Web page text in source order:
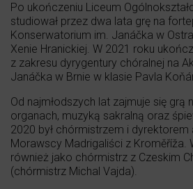
Po ukończeniu Liceum
studiował przez dwa lata grę na
Konserwatorium im. Janáčka w
Xenie Hranickiej. W 2021 roku
z zakresu dyrygentury chóralnej na
Janáčka w Brnie w klasie Pavla
Od najmłodszych lat zajmuje się grą
organach, muzyką sakralną oraz
2020 był chórmistrzem i dyrektorem
Morawscy Madrigaliści z Kroměříža.
również jako chórmistrz z Czeskim
(chórmistrz Michal Vajda).